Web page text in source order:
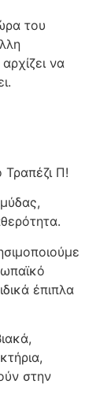
του
να
Τραπέζι Π!
έπιπλα
στην